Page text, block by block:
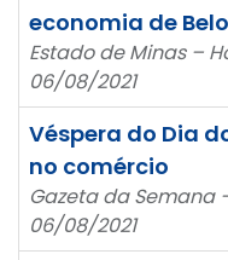
economia de
Estado de Minas –
06/08/2021
Véspera do Dia
no comércio
Gazeta da Semana
06/08/2021